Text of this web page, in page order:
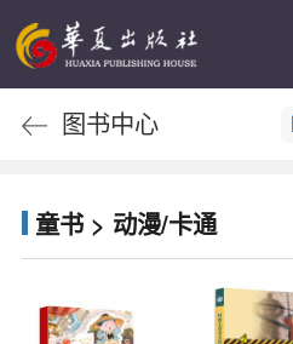
图书中心
童书 > 动漫/卡通